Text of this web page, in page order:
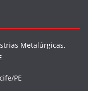
Metalúrgicas,
PE